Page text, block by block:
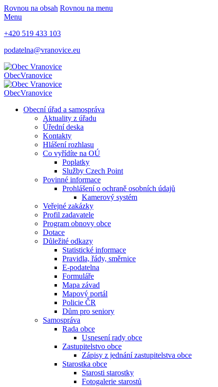
Rovnou na obsah Rovnou na menu
Menu
+420 519 433 103
podatelna@vranovice.eu
ObecVranovice
ObecVranovice
Obecní úřad a samospráva
Aktuality z úřadu
Úřední deska
Kontakty
Hlášení rozhlasu
Co vyřídíte na OÚ
Poplatky
Služby Czech Point
Povinné informace
Prohlášení o ochraně osobních údajů
Kamerový systém
Veřejné zakázky
Profil zadavatele
Program obnovy obce
Dotace
Důležité odkazy
Statistické informace
Pravidla, řády, směrnice
E-podatelna
Formuláře
Mapa závad
Mapový portál
Policie ČR
Dům pro seniory
Samospráva
Rada obce
Usnesení rady obce
Zastupitelstvo obce
Zápisy z jednání zastupitelstva obce
Starostka obce
Starosti starostky
Fotogalerie starostů